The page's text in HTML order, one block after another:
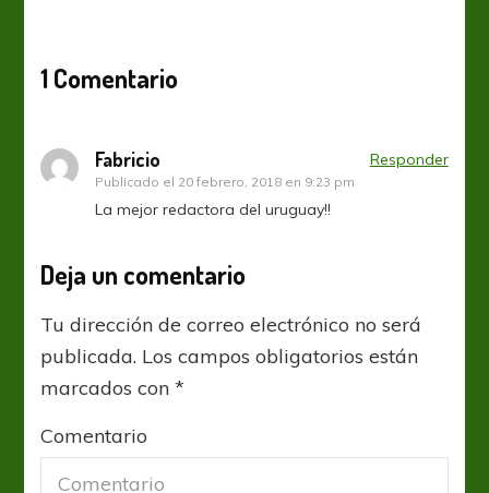
1 Comentario
Fabricio
Publicado el 20 febrero, 2018 en 9:23 pm
Responder
La mejor redactora del uruguay!!
Deja un comentario
Tu dirección de correo electrónico no será
publicada. Los campos obligatorios están
marcados con*
Comentario